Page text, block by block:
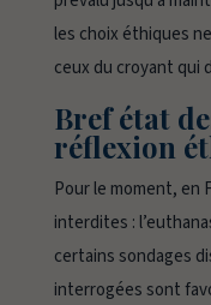
les choix éthiques
ceux du croyant qui
Bref état
réflexion
Pour le moment, en
interdites :
certains sondages
interrogées sont